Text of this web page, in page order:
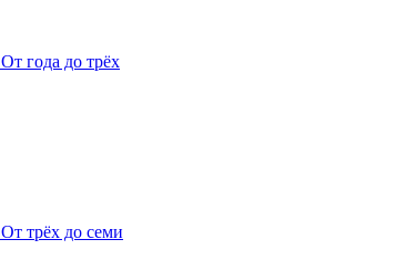
От года до трёх
От трёх до семи